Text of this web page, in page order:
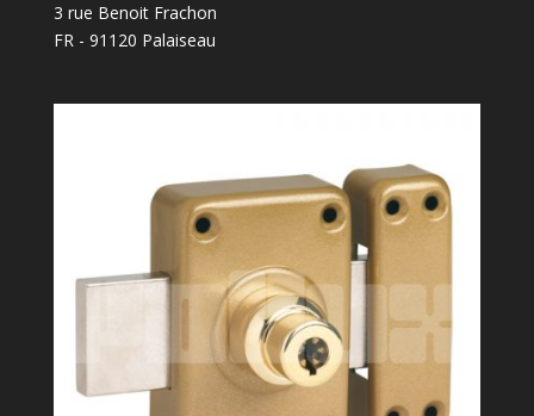
3 rue Benoit Frachon
FR - 91120 Palaiseau